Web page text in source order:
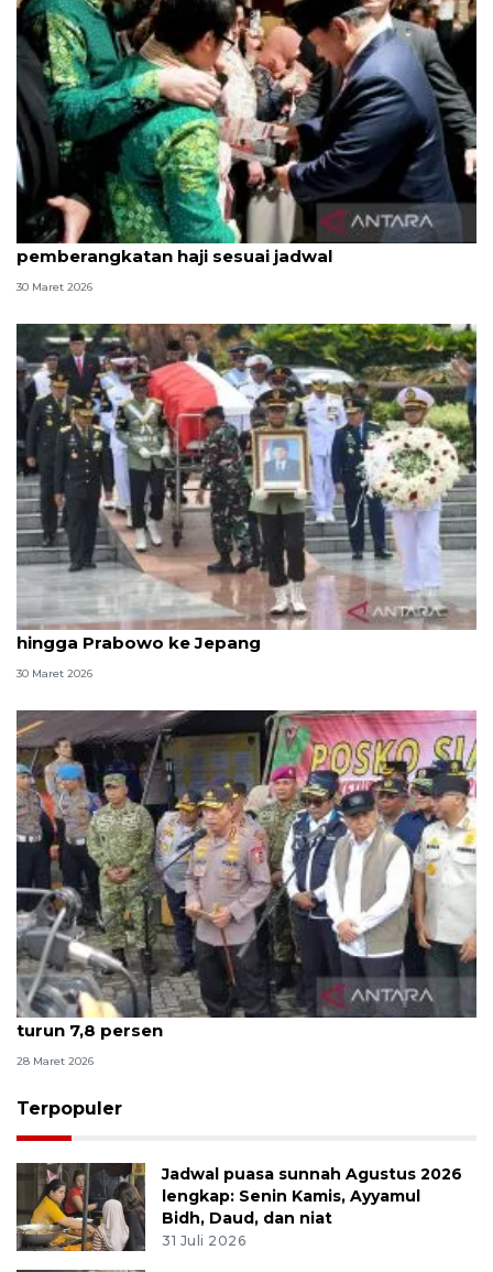
Terpopuler, Prabowo di Jepang hingga
pemberangkatan haji sesuai jadwal
30 Maret 2026
Politik, dari pemakaman Juwono Sudarsono
hingga Prabowo ke Jepang
30 Maret 2026
Kapolri: Puncak arus balik terlewati, kecelakaan
turun 7,8 persen
28 Maret 2026
Terpopuler
Jadwal puasa sunnah Agustus 2026
lengkap: Senin Kamis, Ayyamul
Bidh, Daud, dan niat
31 Juli 2026